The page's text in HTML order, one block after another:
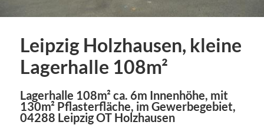
Leipzig Holzhausen, kleine
Lagerhalle 108m²
Lagerhalle 108m² ca. 6m Innenhöhe, mit
130m² Pflasterfläche, im Gewerbegebiet,
04288 Leipzig OT Holzhausen